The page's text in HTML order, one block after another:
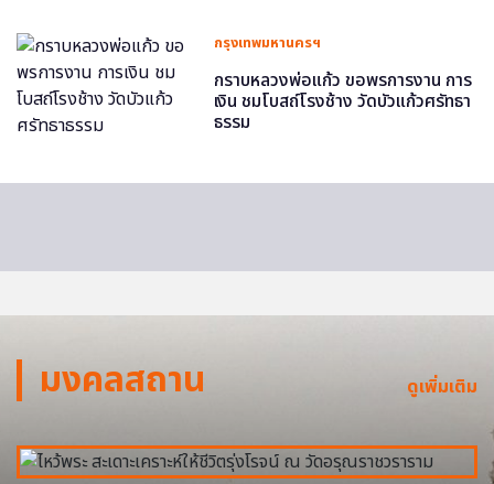
กรุงเทพมหานครฯ
กราบหลวงพ่อแก้ว ขอพรการงาน การ
เงิน ชมโบสถ์โรงช้าง วัดบัวแก้วศรัทธา
ธรรม
มงคลสถาน ดูเพิ่มเติม